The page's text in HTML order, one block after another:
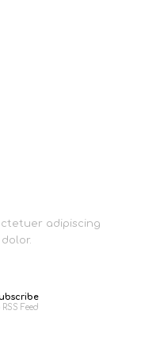
adipiscing
Feed